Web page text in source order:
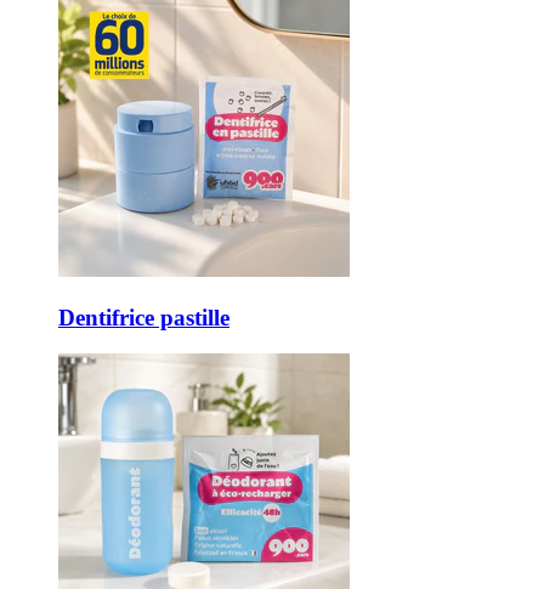
Dentifrice pastille